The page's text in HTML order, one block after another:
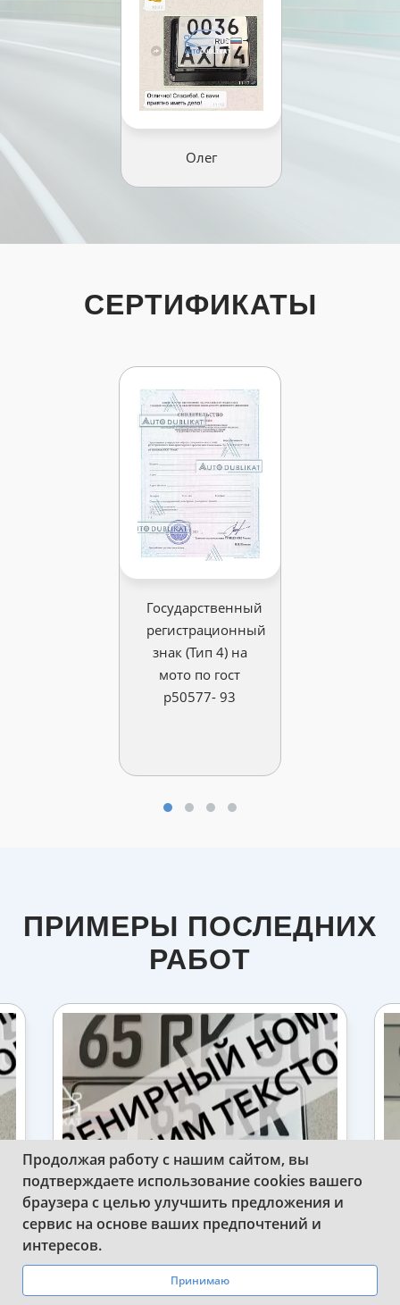
Олег
СЕРТИФИКАТЫ
Государственный
регистрационный
знак (Тип 4) на
мото по гост
р50577- 93
ПРИМЕРЫ ПОСЛЕДНИХ
РАБОТ
ОБРАЗЕЦ СУВЕНИРНОГО ГОСНОМЕРА
АРМЕНИИ ДЛЯ МАШИНЫ
Продолжая работу с нашим сайтом, вы
подтверждаете использование cookies вашего
браузера с целью улучшить предложения и
сервис на основе ваших предпочтений и
интересов.
Принимаю
WhatsApp